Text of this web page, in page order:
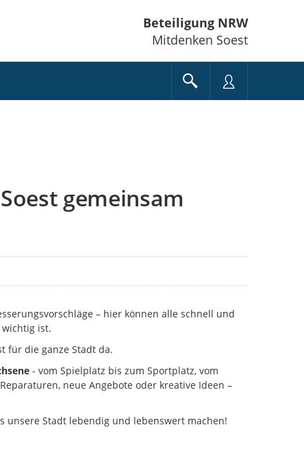
Beteiligung NRW
Mitdenken Soest
gemeinsam
– hier können alle schnell und
ist.
für die ganze Stadt da.
- vom Spielplatz bis zum Sportplatz, vom
neue Angebote oder kreative Ideen –
unsere Stadt lebendig und lebenswert machen!